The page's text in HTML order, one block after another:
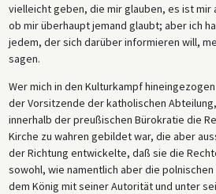
vielleicht geben, die mir glauben, es ist
ob mir überhaupt jemand glaubt; aber ich
jedem, der sich darüber informieren will,
sagen.
Wer mich in den Kulturkampf
der Vorsitzende der katholischen
innerhalb der preußischen Bürokratie die
Kirche zu wahren gebildet war, die aber
der Richtung entwickelte, daß sie die
sowohl, wie namentlich aber die
dem König mit seiner Autorität und unter